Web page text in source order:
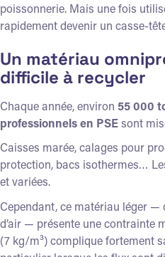
poissonnerie. Mais une fois
rapidement devenir un casse-
Un matériau
difficile à recycler
Chaque année, environ 55 000
professionnels en PSEsont
Caisses marée, calages pour
protection, bacs isothermes…
et variées.
Cependant, ce matériau léger —
d’air — présente une contrainte
(7 kg/m³) complique fortement